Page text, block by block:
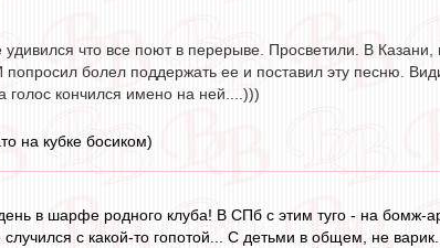
удивился что все поют в перерыве. Просветили. В
болел поддержать ее и поставил эту песню.
кончился имено на ней....)))
на кубке босиком)
в шарфе родного клуба! В СПб с этим туго - на бомж-
с какой-то гопотой... С детьми в общем, не варик.